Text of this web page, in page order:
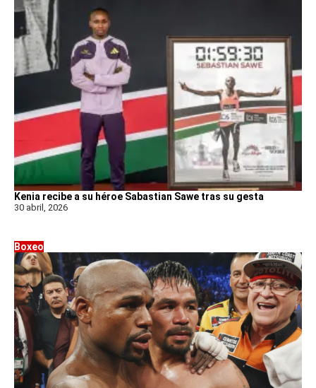
Kenia recibe a su héroe Sabastian Sawe tras su gesta
30 abril, 2026
Boxeo